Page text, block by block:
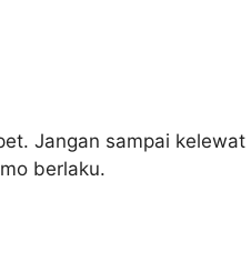
Jangan sampai kelewat
berlaku.